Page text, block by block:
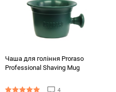
Чаша для гоління Proraso
Professional Shaving Mug
4